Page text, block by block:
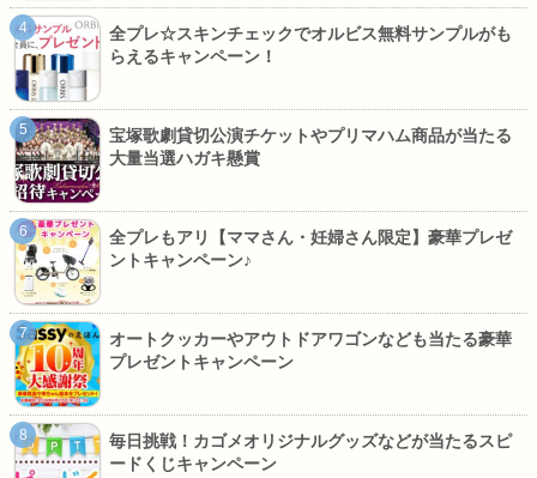
全プレ☆スキンチェックでオルビス無料サンプルがも
らえるキャンペーン！
宝塚歌劇貸切公演チケットやプリマハム商品が当たる
大量当選ハガキ懸賞
全プレもアリ【ママさん・妊婦さん限定】豪華プレゼ
ントキャンペーン♪
オートクッカーやアウトドアワゴンなども当たる豪華
プレゼントキャンペーン
毎日挑戦！カゴメオリジナルグッズなどが当たるスピ
ードくじキャンペーン